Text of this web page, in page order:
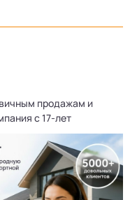
продажам и
с 17-лет